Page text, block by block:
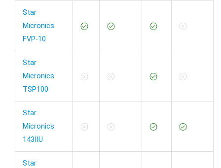
Star
Micronics
FVP-10
Star
Micronics
TSP100
Star
Micronics
143IIU
Star